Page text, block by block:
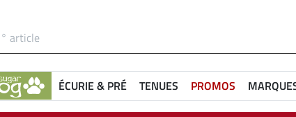
ÉCURIE & PRÉ TENUES PROMOS